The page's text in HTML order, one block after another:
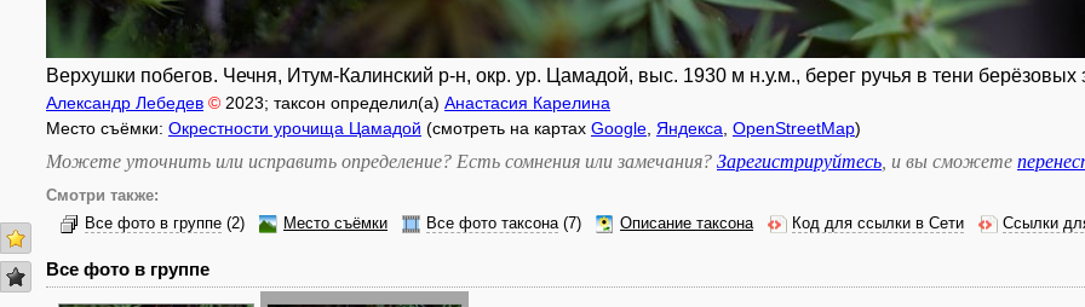
Верхушки побегов. Чечня, Итум-Калинский р-н, окр. ур. Цамадой, выс. 1930 м н.у.м., берег ручья в тени берёзовых
Александр Лебедев © 2023; таксон определил(а) Анастасия Карелина
Место съёмки: Окрестности урочища Цамадой (смотреть на картах Google Яндекса OpenStreetMap)
Можете уточнить или исправить определение? Есть сомнения или замечания? Зарегистрируйтесь , и вы сможете
Смотри также:
Все фото в группе (2) Место съёмки Все фото таксона(7) Описание таксона Код для ссылки в Сети Ссылки
Все фото в группе